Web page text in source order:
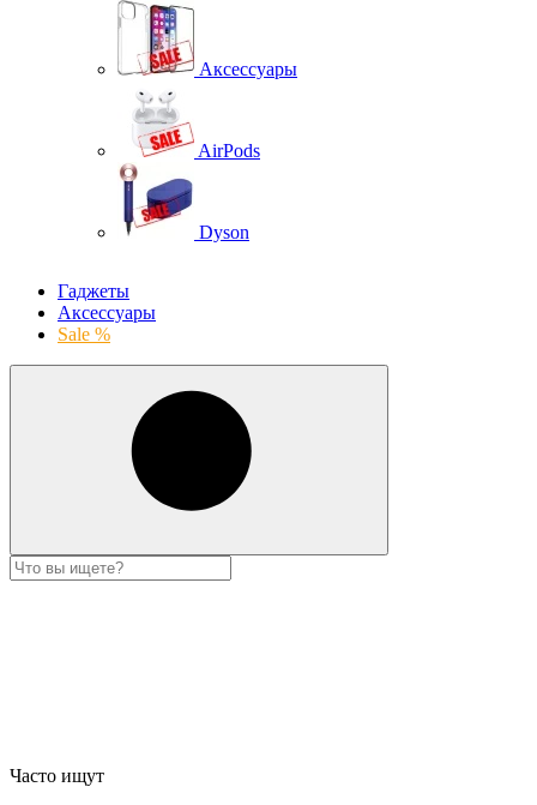
Аксессуары
AirPods
Dyson
Гаджеты
Аксессуары
Sale %
Часто ищут